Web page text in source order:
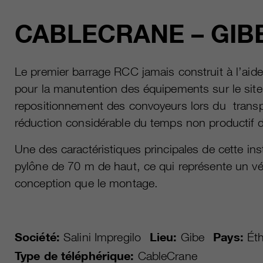
CABLECRANE –
Le premier barrage RCC jamais construit à
pour la manutention des équipements sur le
repositionnement des convoyeurs lors du
réduction considérable du temps non productif
Une des caractéristiques principales de cette
pylône de 70 m de haut, ce qui représente un
conception que le montage.
Société: Salini Impregilo Lieu: Gibe Pays:
Type de téléphérique: CableCrane